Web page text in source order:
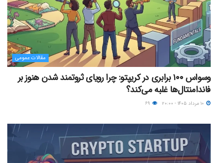
مقالات عمومی
وسواس ۱۰۰ برابری در کریپتو: چرا رویای ثروتمند شدن هنوز بر
فاندامنتال‌ها غلبه می‌کند؟